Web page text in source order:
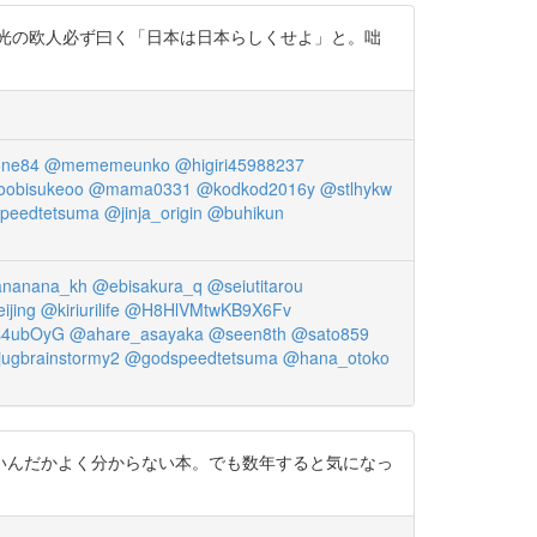
欧人必ず曰く「日本は日本らしくせよ」と。咄
@mememeunko @higiri45988237
@mama0331 @kodkod2016y @stlhykw
@jinja_origin @buhikun
@ebisakura_q @seiutitarou
@kiriurilife @H8HlVMtwKB9X6Fv
@ahare_asayaka @seen8th @sato859
@godspeedtetsuma @hana_otoko
だかよく分からない本。でも数年すると気になっ